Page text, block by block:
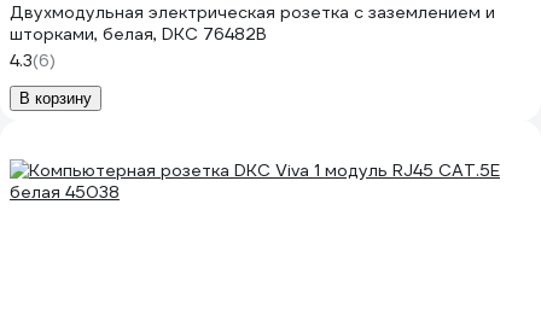
Двухмодульная электрическая розетка с заземлением и
шторками, белая, DKC 76482B
4.3(6)
В корзину